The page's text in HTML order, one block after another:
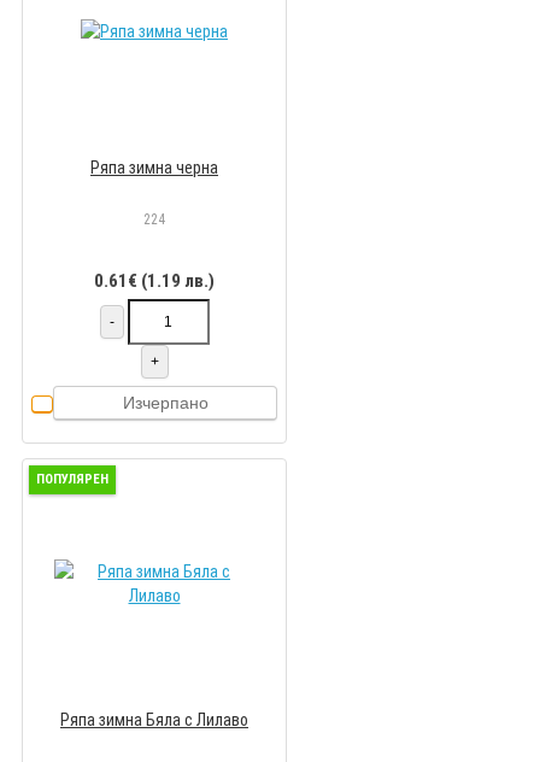
Ряпа зимна черна
224
0.61€ (1.19 лв.)
-
+
Изчерпано
ПОПУЛЯРЕН
Ряпа зимна Бяла с Лилаво